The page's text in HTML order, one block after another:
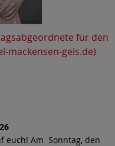
für den
mackensen-geis.de)
euch! Am Sonntag, den